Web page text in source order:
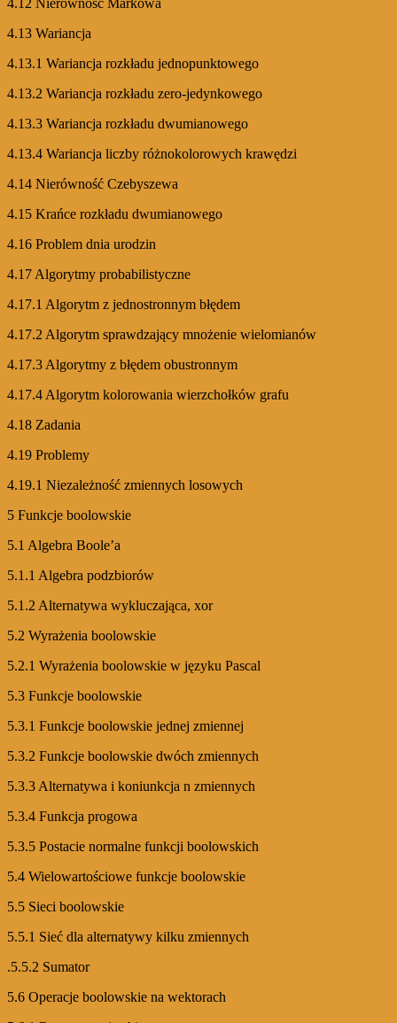
4.13 Wariancja
4.13.1 Wariancja rozkładu jednopunktowego
4.13.2 Wariancja rozkładu zero-jedynkowego
4.13.3 Wariancja rozkładu dwumianowego
4.13.4 Wariancja liczby różnokolorowych krawędzi
4.14 Nierówność Czebyszewa
4.15 Krańce rozkładu dwumianowego
4.16 Problem dnia urodzin
4.17 Algorytmy probabilistyczne
4.17.1 Algorytm z jednostronnym błędem
4.17.2 Algorytm sprawdzający mnożenie wielomianów
4.17.3 Algorytmy z błędem obustronnym
4.17.4 Algorytm kolorowania wierzchołków grafu
4.18 Zadania
4.19 Problemy
4.19.1 Niezależność zmiennych losowych
5 Funkcje boolowskie
5.1 Algebra Boole’a
5.1.1 Algebra podzbiorów
5.1.2 Alternatywa wykluczająca, xor
5.2 Wyrażenia boolowskie
5.2.1 Wyrażenia boolowskie w języku Pascal
5.3 Funkcje boolowskie
5.3.1 Funkcje boolowskie jednej zmiennej
5.3.2 Funkcje boolowskie dwóch zmiennych
5.3.3 Alternatywa i koniunkcja n zmiennych
5.3.4 Funkcja progowa
5.3.5 Postacie normalne funkcji boolowskich
5.4 Wielowartościowe funkcje boolowskie
5.5 Sieci boolowskie
5.5.1 Sieć dla alternatywy kilku zmiennych
.5.5.2 Sumator
5.6 Operacje boolowskie na wektorach